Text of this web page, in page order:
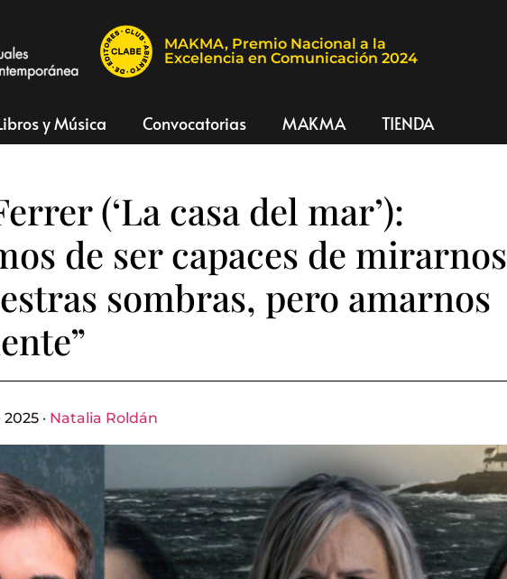
MAKMA, Premio Nacional a la
Excelencia en Comunicación 2024
y Música Convocatorias MAKMA TIENDA
(‘La casa del mar’):
de ser capaces de mirarnos
sombras, pero amarnos
· Natalia Roldán